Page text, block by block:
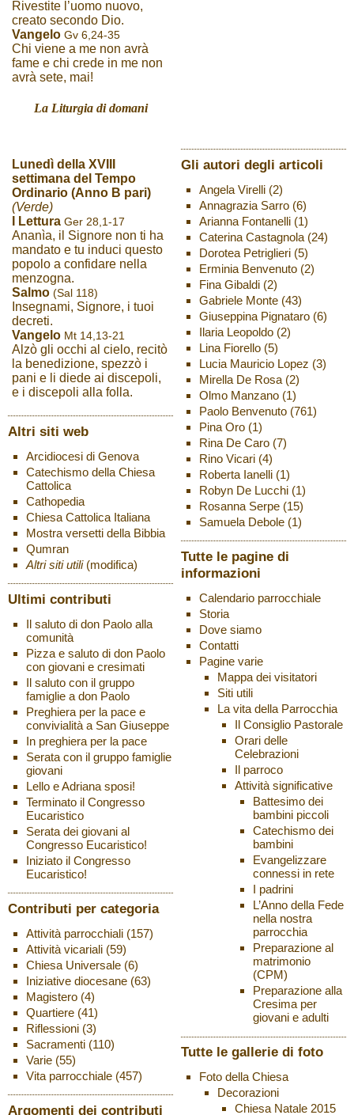
Rivestite l’uomo nuovo,
creato secondo Dio.
Vangelo Gv 6,24-35
Chi viene a me non avrà
fame e chi crede in me non
avrà sete, mai!
La Liturgia di domani
Lunedì della XVIII
settimana del Tempo
Ordinario (Anno B pari)
(Verde)
I Lettura Ger 28,1-17
Ananìa, il Signore non ti ha
mandato e tu induci questo
popolo a confidare nella
menzogna.
Salmo (Sal 118)
Insegnami, Signore, i tuoi
decreti.
Vangelo Mt 14,13-21
Alzò gli occhi al cielo, recitò
la benedizione, spezzò i
pani e li diede ai discepoli,
e i discepoli alla folla.
Altri siti web
Arcidiocesi di Genova
Catechismo della Chiesa
Cattolica
Cathopedia
Chiesa Cattolica Italiana
Mostra versetti della Bibbia
Qumran
Altri siti utili (modifica)
Ultimi contributi
Il saluto di don Paolo alla
comunità
Pizza e saluto di don Paolo
con giovani e cresimati
Il saluto con il gruppo
famiglie a don Paolo
Preghiera per la pace e
convivialità a San Giuseppe
In preghiera per la pace
Serata con il gruppo famiglie
giovani
Lello e Adriana sposi!
Terminato il Congresso
Eucaristico
Serata dei giovani al
Congresso Eucaristico!
Iniziato il Congresso
Eucaristico!
Contributi per categoria
Attività parrocchiali(157)
Attività vicariali(59)
Chiesa Universale(6)
Iniziative diocesane(63)
Magistero(4)
Quartiere(41)
Riflessioni(3)
Sacramenti(110)
Varie(55)
Vita parrocchiale(457)
Argomenti dei contributi
Gli autori degli articoli
Angela Virelli(2)
Annagrazia Sarro(6)
Arianna Fontanelli(1)
Caterina Castagnola(24)
Dorotea Petriglieri(5)
Erminia Benvenuto(2)
Fina Gibaldi(2)
Gabriele Monte(43)
Giuseppina Pignataro(6)
Ilaria Leopoldo(2)
Lina Fiorello(5)
Lucia Mauricio Lopez (3)
Mirella De Rosa(2)
Olmo Manzano(1)
Paolo Benvenuto(761)
Pina Oro(1)
Rina De Caro(7)
Rino Vicari(4)
Roberta Ianelli(1)
Robyn De Lucchi(1)
Rosanna Serpe(15)
Samuela Debole(1)
Tutte le pagine di
informazioni
Calendario parrocchiale
Storia
Dove siamo
Contatti
Pagine varie
Mappa dei visitatori
Siti utili
La vita della Parrocchia
Il Consiglio Pastorale
Orari delle
Celebrazioni
Il parroco
Attività significative
Battesimo dei
bambini piccoli
Catechismo dei
bambini
Evangelizzare
connessi in rete
I padrini
L’Anno della Fede
nella nostra
parrocchia
Preparazione al
matrimonio
(CPM)
Preparazione alla
Cresima per
giovani e adulti
Tutte le gallerie di foto
Foto della Chiesa
Decorazioni
Chiesa Natale 2015